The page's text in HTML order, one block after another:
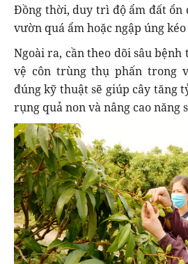
Đồng thời, duy trì độ ẩm đất ổn
vườn quá ẩm hoặc ngập úng
Ngoài ra, cần theo dõi sâu
vệ côn trùng thụ phấn trong
đúng kỹ thuật sẽ giúp cây tăng
rụng quả non và nâng cao năng